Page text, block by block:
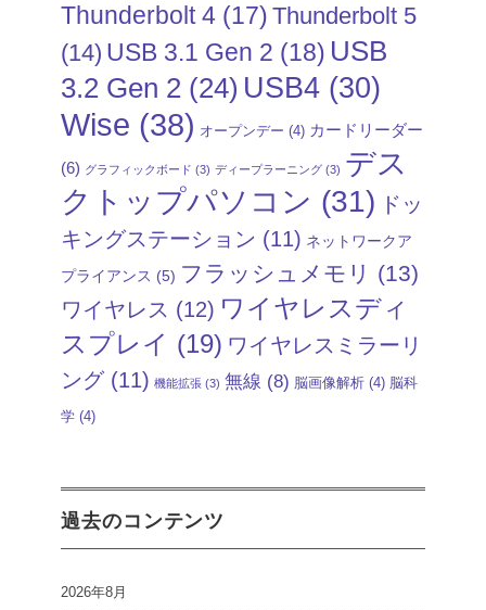
Thunderbolt 4 (17) Thunderbolt 5
(14) USB 3.1 Gen 2 (18) USB
3.2 Gen 2 (24) USB4 (30)
Wise (38) オープンデー (4) カードリーダー
(6) グラフィックボード (3) ディープラーニング (3) デス
クトップパソコン (31) ドッ
キングステーション (11) ネットワークア
プライアンス (5) フラッシュメモリ (13)
ワイヤレス (12) ワイヤレスディ
スプレイ (19) ワイヤレスミラーリ
ング(11) 機能拡張 (3) 無線 (8) 脳画像解析 (4) 脳科
学 (4)
過去のコンテンツ
2026年8月